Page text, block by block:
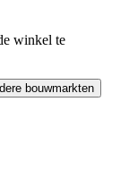
winkel te
bouwmarkten